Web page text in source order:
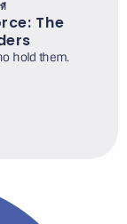
The
hold them.